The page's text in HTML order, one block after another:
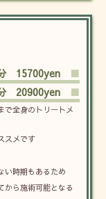
15700yen ■
分 20900yen ■
で全身のトリートメ
スメです
い時期もあるため
から施術可能となる